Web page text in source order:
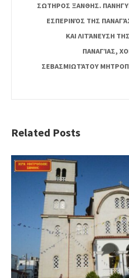
ΣΩΤΗΡΟΣ ΞΑΝΘΗΣ.
ΕΣΠΕΡΙΝΌΣ ΤΗΣ
ΚΑΙ ΛΙΤΆΝΕΥΣΗ
ΠΑΝΑΓΊΑΣ,
ΣΕΒΑΣΜΙΩΤΆΤΟΥ
Related Posts